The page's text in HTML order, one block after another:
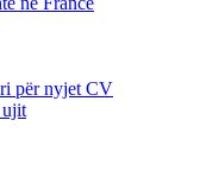
për nyjet CV
ujit